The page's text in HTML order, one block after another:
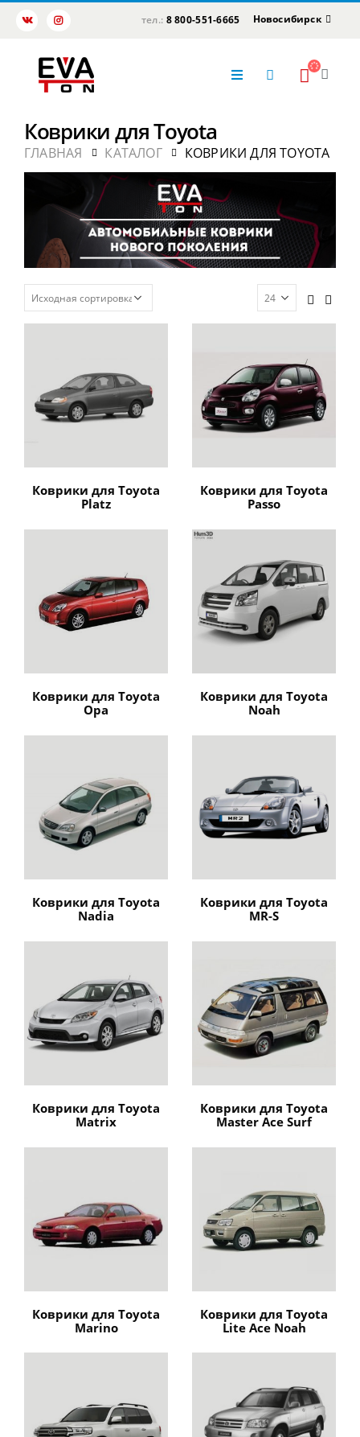
тел.: 8 800-551-6665 Новосибирск
Коврики для Toyota
ГЛАВНАЯ КАТАЛОГ КОВРИКИ ДЛЯ TOYOTA
Коврики для Toyota
Platz
Коврики для Toyota
Passo
Коврики для Toyota
Opa
Коврики для Toyota
Noah
Коврики для Toyota
Nadia
Коврики для Toyota
MR-S
Коврики для Toyota
Matrix
Коврики для Toyota
Master Ace Surf
Коврики для Toyota
Marino
Коврики для Toyota
Lite Ace Noah